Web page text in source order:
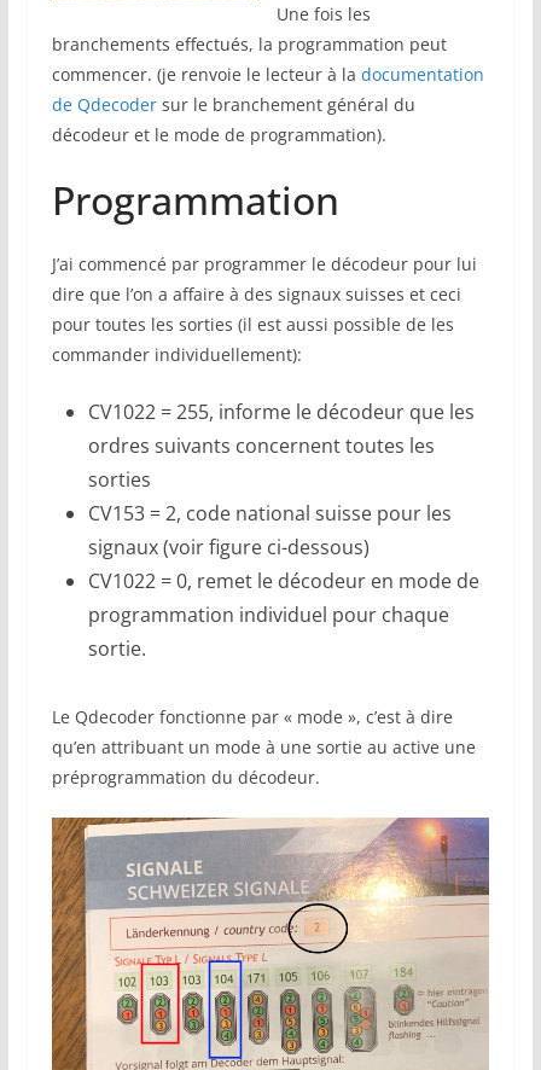
Une fois les
branchements effectués, la programmation peut
commencer. (je renvoie le lecteur à la documentation
de Qdecodersur le branchement général du
décodeur et le mode de programmation).
Programmation
J’ai commencé par programmer le décodeur pour lui
dire que l’on a affaire à des signaux suisses et ceci
pour toutes les sorties (il est aussi possible de les
commander individuellement):
CV1022 = 255, informe le décodeur que les
ordres suivants concernent toutes les
sorties
CV153 = 2, code national suisse pour les
signaux (voir figure ci-dessous)
CV1022 = 0, remet le décodeur en mode de
programmation individuel pour chaque
sortie.
Le Qdecoder fonctionne par « mode », c’est à dire
qu’en attribuant un mode à une sortie au active une
préprogrammation du décodeur.